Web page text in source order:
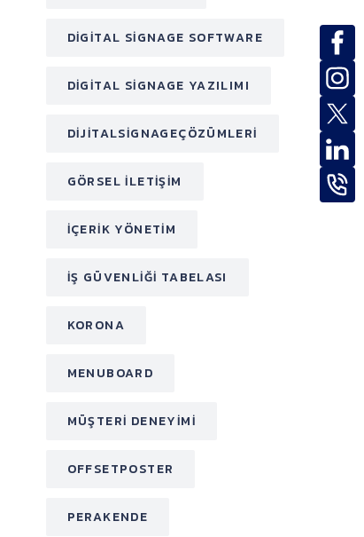
DIGITAL SIGNAGE SOFTWARE
DIGITAL SIGNAGE YAZILIMI
DIJITALSIGNAGEÇÖZÜMLERI
GÖRSEL ILETIŞIM
IÇERIK YÖNETIM
IŞ GÜVENLIĞI TABELASI
KORONA
MENUBOARD
MÜŞTERI DENEYIMI
OFFSETPOSTER
PERAKENDE